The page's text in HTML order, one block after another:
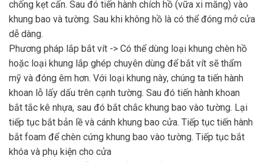
chống kẹt cấn. Sau đó tiến hành chích hồ (vữa xi măng) vào
khung bao và tường. Sau khi không hồ là có thể đóng mở cửa
dễ dàng.
Phương pháp lắp bắt vít -> Có thể dùng loại khung chèn hồ
hoặc loại khung lắp ghép chuyên dùng để bắt vít sẽ thẩm
mỹ và đóng êm hơn. Với loại khung này, chúng ta tiến hành
khoan lỗ lấy dấu trên cạnh tường. Sau đó tiến hành khoan
bắt tắc kê nhựa, sau đó bắt chắc khung bao vào tường. Lại
tiếp tục bắt bản lề và cánh khung bao cửa. Tiếp tục tiến hành
bắt foam để chèn cứng khung bao vào tường. Tiếp tục bắt
khóa và phụ kiện cho cửa